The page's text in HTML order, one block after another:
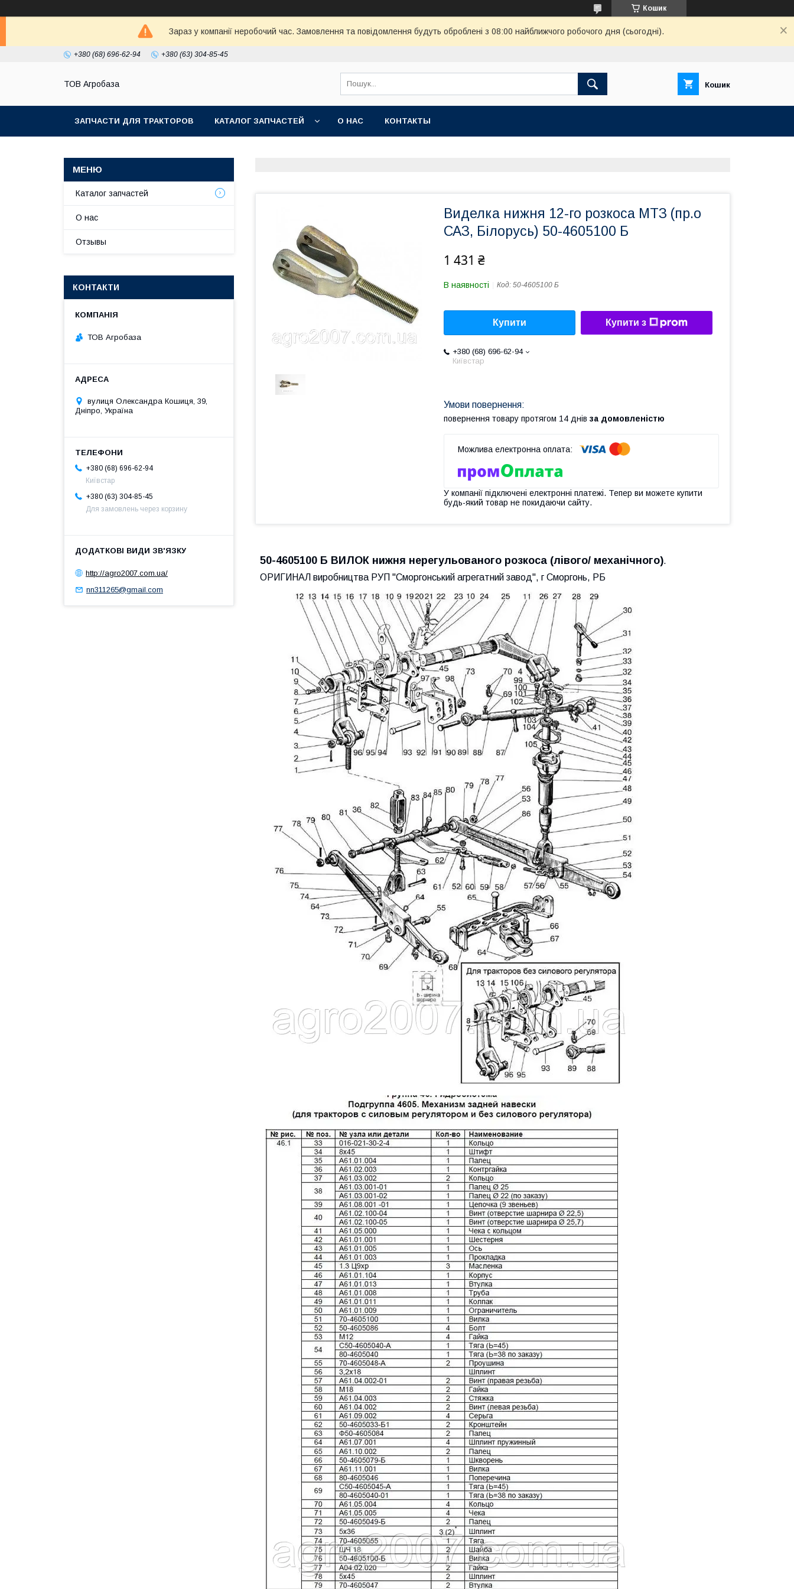
Кошик
Зараз у компанії неробочий час. Замовлення та повідомлення будуть оброблені з 08:00 найближчого робочого дня (сьогодні).
+380 (68) 696-62-94 +380 (63) 304-85-45
ТОВ Агробаза Кошик
ЗАПЧАСТИ ДЛЯ ТРАКТОРОВ КАТАЛОГ ЗАПЧАСТЕЙ О НАС КОНТАКТЫ
Виделка нижня 12-го розкоса МТЗ (пр.о
САЗ, Білорусь) 50-4605100 Б
1 431 ₴
В наявності Код: 50-4605100 Б
Купити Купити з
+380 (68) 696-62-94
Київстар
повернення товару протягом 14 днів за домовленістю
У компанії підключені електронні платежі. Тепер ви можете купити
будь-який товар не покидаючи сайту.
50-4605100 Б ВИЛОК нижня нерегульованого розкоса (лівого/ механічного).
ОРИГИНАЛ виробництва РУП "Сморгонський агрегатний завод", г Сморгонь, РБ
Каталог запчастей
О нас
Отзывы
КОНТАКТИ
ТОВ Агробаза
вулиця Олександра Кошиця, 39,
Дніпро, Україна
+380 (68) 696-62-94
Київстар
+380 (63) 304-85-45
Для замовлень через корзину
http://agro2007.com.ua/
nn311265@gmail.com